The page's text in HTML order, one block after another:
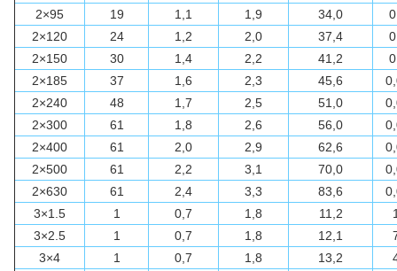
2×95
19 1,1 1,9 34,0
2×120
24 1,2 2,0 37,4
2×150
30 1,4 2,2 41,2
2×185
37 1,6 2,3 45,6
2×240
48 1,7 2,5 51,0
2×300
61 1,8 2,6 56,0
2×400
61 2,0 2,9 62,6
2×500
61 2,2 3,1 70,0
2×630
61 2,4 3,3 83,6
3×1.5
1 0,7 1,8 11,2
3×2.5
1 0,7 1,8 12,1
3×4
1 0,7 1,8 13,2